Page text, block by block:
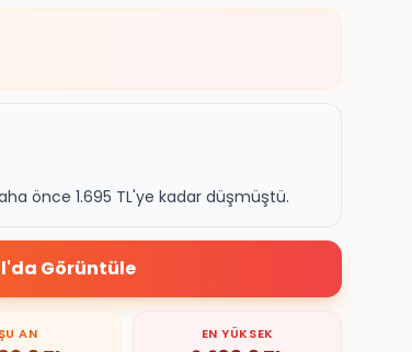
önce 1.695 TL'ye kadar düşmüştü.
'da Görüntüle
ŞU AN EN YÜKSEK